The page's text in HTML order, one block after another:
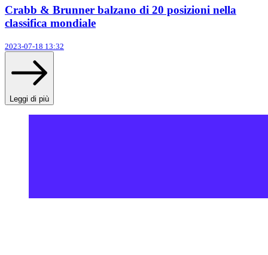
Crabb & Brunner balzano di 20 posizioni nella
classifica mondiale
2023-07-18 13:32
Leggi di più